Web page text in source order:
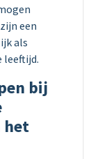
een
als
leeftijd.
bij
het